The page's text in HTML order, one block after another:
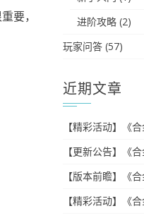
要，
进阶攻略 (2)
玩家问答 (57)
近期文章
【精彩活动】《
【更新公告】《
【版本前瞻】《
【精彩活动】《